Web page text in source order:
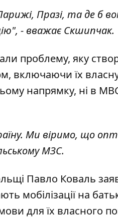
Празі, та де б
- вважає Скшипчак.
проблему, яку
включаючи їх власну
напрямку, ні в
Ми віримо, що
МЗС.
Павло Коваль
мобілізації на
для їх власного